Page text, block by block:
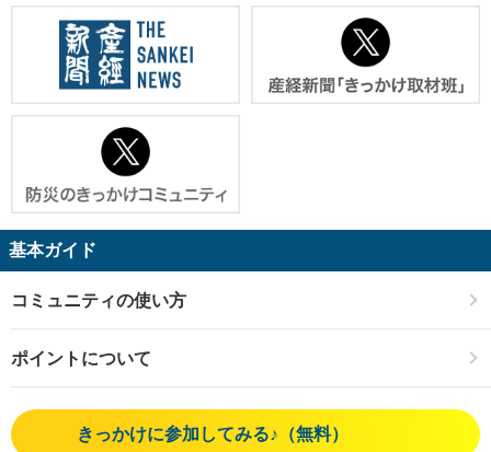
基本ガイド
コミュニティの使い方
ポイントについて
きっかけに参加してみる♪（無料）